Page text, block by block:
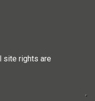
site rights are